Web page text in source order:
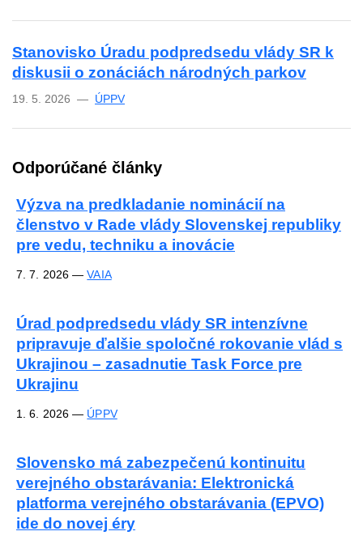
Stanovisko Úradu podpredsedu vlády SR k
diskusii o zonáciách národných parkov
19. 5. 2026 — ÚPPV
Odporúčané články
Výzva na predkladanie nominácií na
členstvo v Rade vlády Slovenskej republiky
pre vedu, techniku a inovácie
7. 7. 2026 — VAIA
Úrad podpredsedu vlády SR intenzívne
pripravuje ďalšie spoločné rokovanie vlád s
Ukrajinou – zasadnutie Task Force pre
Ukrajinu
1. 6. 2026 — ÚPPV
Slovensko má zabezpečenú kontinuitu
verejného obstarávania: Elektronická
platforma verejného obstarávania (EPVO)
ide do novej éry